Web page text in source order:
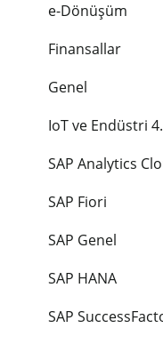
e-Dönüşüm
Finansallar
Genel
IoT ve Endüstri
SAP Analytics
SAP Fiori
SAP Genel
SAP HANA
SAP